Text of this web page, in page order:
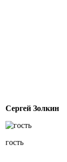
Сергей Золкин
гость